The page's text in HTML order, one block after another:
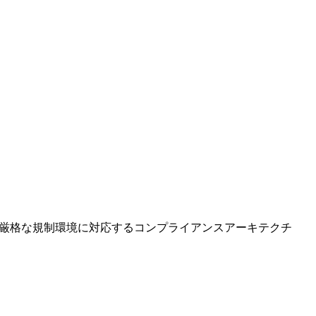
格な規制環境に対応するコンプライアンスアーキテクチ